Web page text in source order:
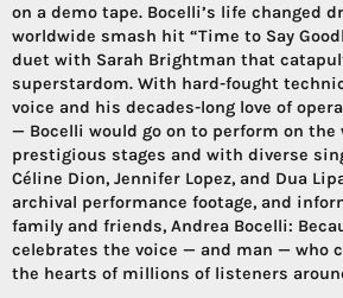
on a demo tape. Bocelli’s life changed
worldwide smash hit “Time to Say
duet with Sarah Brightman that
superstardom. With hard-fought
voice and his decades-long love of
— Bocelli would go on to perform on the
prestigious stages and with diverse
Céline Dion, Jennifer Lopez, and Dua
archival performance footage, and
family and friends, Andrea Bocelli:
celebrates the voice — and man — who
the hearts of millions of listeners